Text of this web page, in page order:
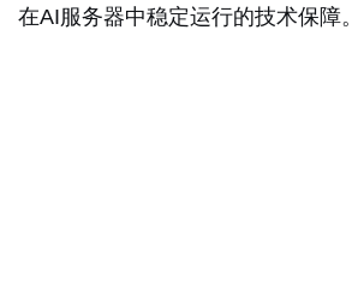
在AI服务器中稳定运行的技术保障。